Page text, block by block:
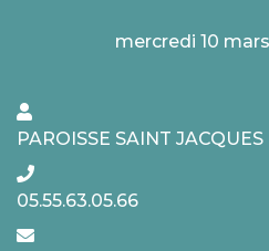
mercredi 10 mars
PAROISSE SAINT JACQUES
05.55.63.05.66